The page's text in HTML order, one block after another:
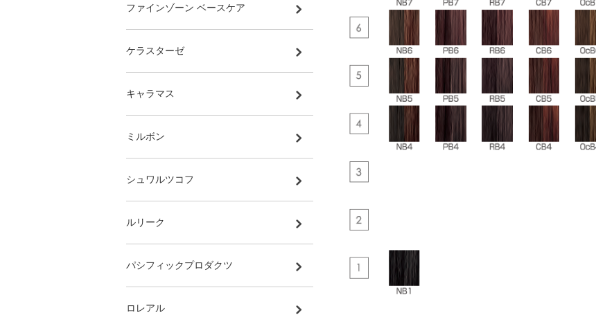
ファインゾーン ベースケア
ケラスターゼ
キャラマス
ミルボン
シュワルツコフ
ルリーク
パシフィックプロダクツ
ロレアル